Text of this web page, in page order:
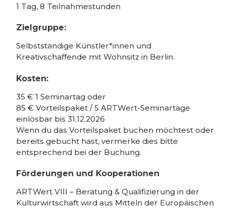
1 Tag, 8 Teilnahmestunden
Zielgruppe:
Selbstständige Künstler*innen und
Kreativschaffende mit Wohnsitz in Berlin.
Kosten:
35 € 1 Seminartag oder
85 € Vorteilspaket / 5 ARTWert-Seminartage
einlösbar bis 31.12.2026
Wenn du das Vorteilspaket buchen möchtest oder
bereits gebucht hast, vermerke dies bitte
entsprechend bei der Buchung.
Förderungen und Kooperationen
ARTWert VIII – Beratung & Qualifizierung in der
Kulturwirtschaft wird aus Mitteln der Europäischen